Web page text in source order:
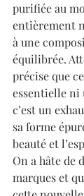
purifiée au
entièrement
à une
équilibrée.
précise que
essentielle ni
c’est un
sa forme
beauté et
On a hâte de
marques et